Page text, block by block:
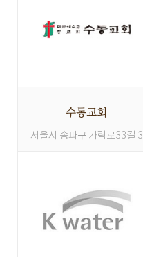
수동교회
서울시 송파구 가락로33길 3